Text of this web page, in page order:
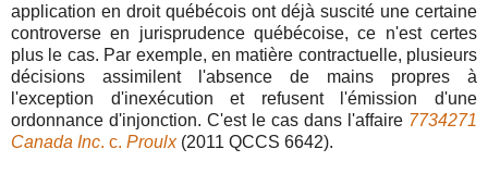
application en droit québécois ont déjà suscité une certaine
controverse en jurisprudence québécoise, ce n'est certes
plus le cas. Par exemple, en matière contractuelle, plusieurs
décisions assimilent l'absence de mains propres à
l'exception d'inexécution et refusent l'émission d'une
ordonnance d'injonction. C'est le cas dans l'affaire 7734271
Canada Inc. c. Proulx(2011 QCCS 6642).